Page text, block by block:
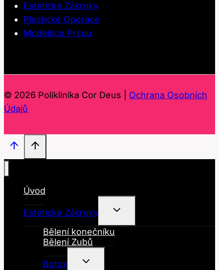
Estetické Zákroky
Plastické Operace
Modelace Prsou
© 2026 Poliklinika Cor Deus | Ochrana Osobních
Údajů
Úvod
Estetické Zákroky
Toggle
Menu
Bělení konečníku
Bělení Zubů
Botox
Toggle